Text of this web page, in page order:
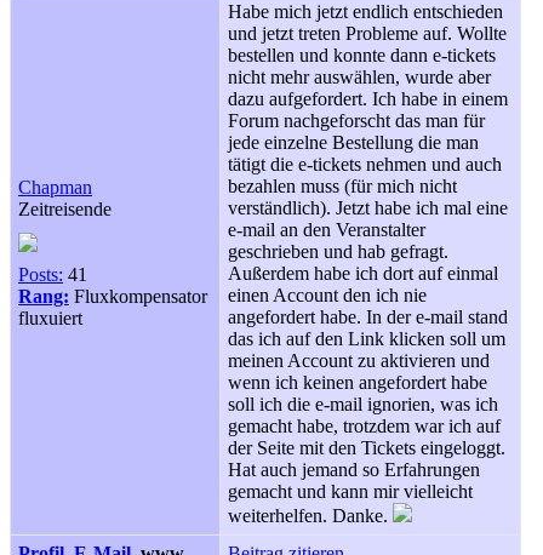
Chapman
Zeitreisende
Posts: 41
Rang: Fluxkompensator
fluxuiert
Habe mich jetzt endlich entschieden
und jetzt treten Probleme auf. Wollte
bestellen und konnte dann e-tickets
nicht mehr auswählen, wurde aber
dazu aufgefordert. Ich habe in einem
Forum nachgeforscht das man für
jede einzelne Bestellung die man
tätigt die e-tickets nehmen und auch
bezahlen muss (für mich nicht
verständlich). Jetzt habe ich mal eine
e-mail an den Veranstalter
geschrieben und hab gefragt.
Außerdem habe ich dort auf einmal
einen Account den ich nie
angefordert habe. In der e-mail stand
das ich auf den Link klicken soll um
meinen Account zu aktivieren und
wenn ich keinen angefordert habe
soll ich die e-mail ignorien, was ich
gemacht habe, trotzdem war ich auf
der Seite mit den Tickets eingeloggt.
Hat auch jemand so Erfahrungen
gemacht und kann mir vielleicht
weiterhelfen. Danke.